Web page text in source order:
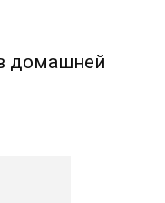
домашней